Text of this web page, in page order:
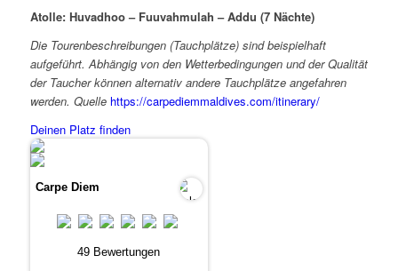
Atolle: Huvadhoo – Fuuvahmulah – Addu (7 Nächte)
Die Tourenbeschreibungen (Tauchplätze) sind beispielhaft
aufgeführt. Abhängig von den Wetterbedingungen und der Qualität
der Taucher können alternativ andere Tauchplätze angefahren
werden. Quelle https://carpediemmaldives.com/itinerary/
Deinen Platz finden
Carpe Diem
49 Bewertungen